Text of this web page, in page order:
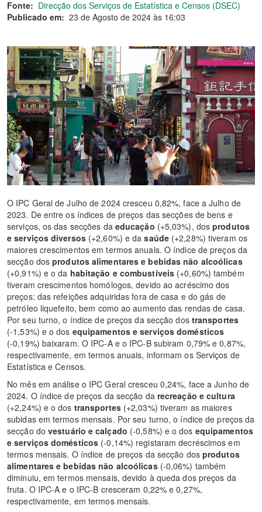
Fonte: Direcção dos Serviços de Estatística e Censos (DSEC)
Publicado em: 23 de Agosto de 2024 às 16:03
O IPC Geral de Julho de 2024 cresceu 0,82%, face a Julho de
2023. De entre os índices de preços das secções de bens e
serviços, os das secções da educação (+5,03%), dosprodutos
e serviços diversos(+2,60%) e dasaúde (+2,28%) tiveram os
maiores crescimentos em termos anuais. O índice de preços da
secção dosprodutos alimentares e bebidas não alcoólicas
(+0,91%) e o da habitação e combustíveis (+0,60%) também
tiveram crescimentos homólogos, devido ao acréscimo dos
preços: das refeições adquiridas fora de casa e do gás de
petróleo liquefeito, bem como ao aumento das rendas de casa.
Por seu turno, o índice de preços da secção dos transportes
(-1,53%) e o dos equipamentos e serviços domésticos
(-0,19%) baixaram. O IPC-A e o IPC-B subiram 0,79% e 0,87%,
respectivamente, em termos anuais, informam os Serviços de
Estatística e Censos.
No mês em análise o IPC Geral cresceu 0,24%, face a Junho de
2024. O índice de preços da secção da recreação e cultura
(+2,24%) e o dos transportes (+2,03%) tiveram as maiores
subidas em termos mensais. Por seu turno, o índice de preços da
secção do vestuário e calçado (-0,58%) e o dos equipamentos
e serviços domésticos (-0,14%) registaram decréscimos em
termos mensais. O índice de preços da secção dos produtos
alimentares e bebidas não alcoólicas(-0,06%) também
diminuiu, em termos mensais, devido à queda dos preços da
fruta. O IPC-A e o IPC-B cresceram 0,22% e 0,27%,
respectivamente, em termos mensais.